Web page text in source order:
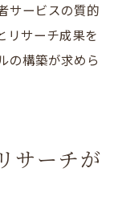
サービスの質的
リサーチ成果を
の構築が求めら
サーチが